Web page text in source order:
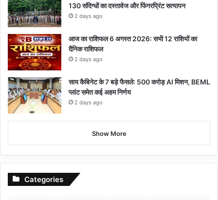
130 संदिग्धों का दस्तावेज और फिंगरप्रिंट सत्यापन
2 days ago
आज का राशिफल 6 अगस्त 2026: सभी 12 राशियों का
दैनिक राशिफल
2 days ago
साय कैबिनेट के 7 बड़े फैसले: 500 करोड़ AI मिशन, BEML
प्लांट समेत कई अहम निर्णय
2 days ago
Show More
Categories